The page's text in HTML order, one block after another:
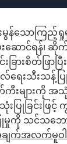
ျရနျ
မွန်သောကြည့်ရှု
ောင်ရန်၊ ဆို
ားစိတ်ဖြာပြီး
လ်ရေးသီးသန့်
များကို အသုံ
ခြင်းဖြင့် က
ြုမှုကို သင်သဘ
ျက်အလက်မူဝ